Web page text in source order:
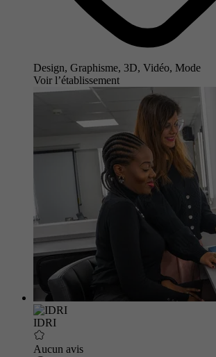
Design, Graphisme, 3D, Vidéo, Mode
Voir l’établissement
IDRI
Aucun avis